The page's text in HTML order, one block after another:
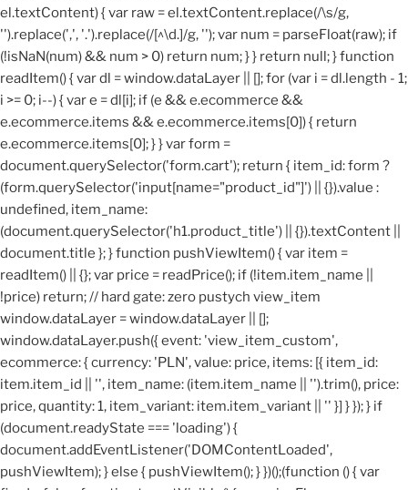
el.textContent) { var raw = el.textContent.replace(/\s/g,
'').replace(',', '.').replace(/[^\d.]/g, ''); var num = parseFloat(raw); if
(!isNaN(num) && num > 0) return num; } } return null; } function
readItem() { var dl = window.dataLayer || []; for (var i = dl.length - 1;
i >= 0; i--) { var e = dl[i]; if (e && e.ecommerce &&
e.ecommerce.items && e.ecommerce.items[0]) { return
e.ecommerce.items[0]; } } var form =
document.querySelector('form.cart'); return { item_id: form ?
(form.querySelector('input[name="product_id"]') || {}).value :
undefined, item_name:
(document.querySelector('h1.product_title') || {}).textContent ||
document.title }; } function pushViewItem() { var item =
readItem() || {}; var price = readPrice(); if (!item.item_name ||
!price) return; // hard gate: zero pustych view_item
window.dataLayer = window.dataLayer || [];
window.dataLayer.push({ event: 'view_item_custom',
ecommerce: { currency: 'PLN', value: price, items: [{ item_id:
item.item_id || '', item_name: (item.item_name || '').trim(), price:
price, quantity: 1, item_variant: item.item_variant || '' }] } }); } if
(document.readyState === 'loading') {
document.addEventListener('DOMContentLoaded',
pushViewItem); } else { pushViewItem(); } })();(function () { var